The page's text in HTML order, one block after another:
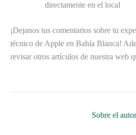
directamente en el local
¡Dejanos tus comentarios sobre tu
técnico de Apple en Bahía Blanca!
revisar otros artículos de nuestra web
Sobre el autor